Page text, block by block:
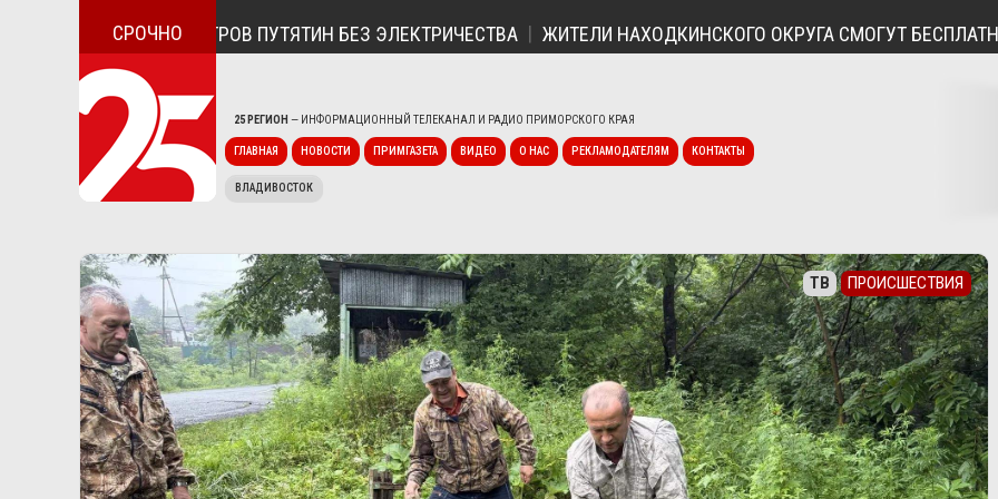
25 РЕГИОН — ИНФОРМАЦИОННЫЙ ТЕЛЕКАНАЛ И РАДИО ПРИМОРСКОГО КРАЯ
ГЛАВНАЯ НОВОСТИ ПРИМГАЗЕТА ВИДЕО О НАС РЕКЛАМОДАТЕЛЯМ КОНТАКТЫ
ВЛАДИВОСТОК
СРОЧНО
ДУНАЙ И ОСТРОВ ПУТЯТИН БЕЗ ЭЛЕКТРИЧЕСТВА ЖИТЕЛИ НАХОДКИНСКОГО ОКРУГА СМОГУТ БЕСПЛАТНО
ТВ ПРОИСШЕСТВИЯ